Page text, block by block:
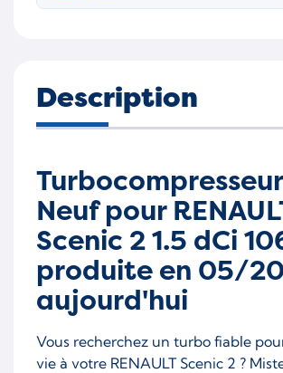
Description
Neuf pour
Scenic 2 1.5 dCi
produite en 05/
aujourd'hui
Vous recherchez un turbo fiable
vie à votre RENAULT Scenic 2 ?